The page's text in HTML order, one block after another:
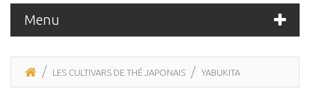
Menu
LES CULTIVARS DE THÉ JAPONAIS YABUKITA